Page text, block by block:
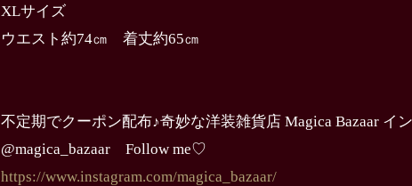
XLサイズ
ウエスト約74㎝ 着丈約65㎝
不定期でクーポン配布♪奇妙な洋装雑貨店 Magica Bazaar イ
@magica_bazaar Follow me♡
https://www.instagram.com/magica_bazaar/